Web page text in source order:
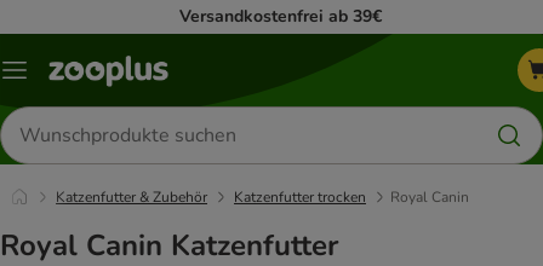
Versandkostenfrei ab 39€
Menü
Produkte
suchen
Katzenfutter & Zubehör Katzenfutter trocken Royal Canin
Royal Canin Katzenfutter